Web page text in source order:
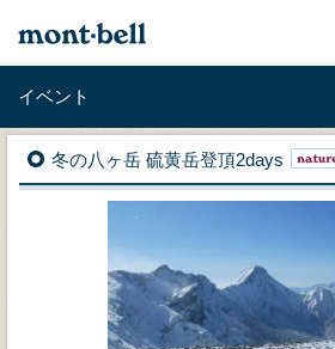
イベント
冬の八ヶ岳 硫黄岳登頂2days